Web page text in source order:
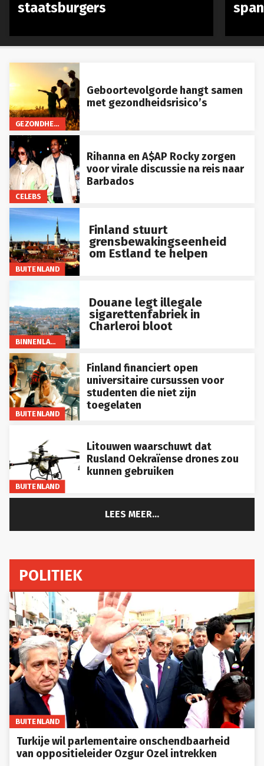
GEZONDHEID
Geboortevolgorde hangt samen
met gezondheidsrisico’s
CELEBS
Rihanna en A$AP Rocky zorgen
voor virale discussie na reis naar
Barbados
BUITENLAND
Finland stuurt
grensbewakingseenheid
om Estland te helpen
BINNENLAND
Douane legt illegale
sigarettenfabriek in
Charleroi bloot
BUITENLAND
Finland financiert open
universitaire cursussen voor
studenten die niet zijn
toegelaten
BUITENLAND
Litouwen waarschuwt dat
Rusland Oekraïense drones zou
kunnen gebruiken
LEES MEER...
POLITIEK
BUITENLAND
Turkije wil parlementaire onschendbaarheid
van oppositieleider Ozgur Ozel intrekken